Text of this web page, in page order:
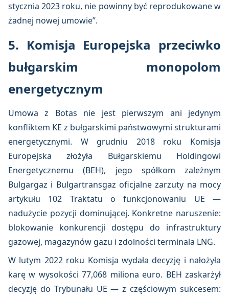
stycznia 2023 roku, nie powinny być reprodukowane w
żadnej nowej umowie”.
5. Komisja Europejska przeciwko
bułgarskim monopolom
energetycznym
Umowa z Botas nie jest pierwszym ani jedynym
konfliktem KE z bułgarskimi państwowymi strukturami
energetycznymi. W grudniu 2018 roku Komisja
Europejska złożyła Bułgarskiemu Holdingowi
Energetycznemu (BEH), jego spółkom zależnym
Bulgargaz i Bulgartransgaz oficjalne zarzuty na mocy
artykułu 102 Traktatu o funkcjonowaniu UE —
nadużycie pozycji dominującej. Konkretne naruszenie:
blokowanie konkurencji dostępu do infrastruktury
gazowej, magazynów gazu i zdolności terminala LNG.
W lutym 2022 roku Komisja wydała decyzję i nałożyła
karę w wysokości 77,068 miliona euro. BEH zaskarżył
decyzję do Trybunału UE — z częściowym sukcesem: